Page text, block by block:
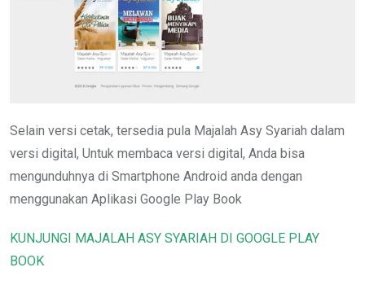
Selain versi cetak, tersedia pula Majalah Asy Syariah dalam
versi digital, Untuk membaca versi digital, Anda bisa
mengunduhnya di Smartphone Android anda dengan
menggunakan Aplikasi Google Play Book
KUNJUNGI MAJALAH ASY SYARIAH DI GOOGLE PLAY
BOOK